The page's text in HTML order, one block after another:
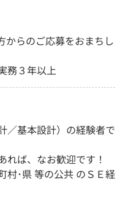
からのご応募をおまちし
務３年以上
／基本設計）の経験者で
れば、なお歓迎です！
村･県 等の公共 のＳＥ経